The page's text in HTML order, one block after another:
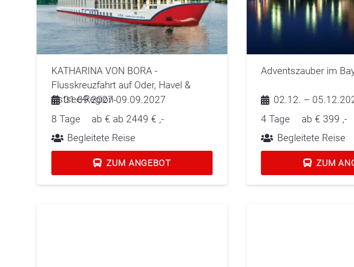
KATHARINA VON BORA -
Flusskreuzfahrt auf Oder, Havel &
Ostsee-Region
01.09.2027-09.09.2027
8 Tage
ab € ab 2449 € ,-
Begleitete Reise
ZUM ANGEBOT
Adventszauber im
02.12. –
4 Tage
ab € 399 ,-
Begleitete Reise
ZUM